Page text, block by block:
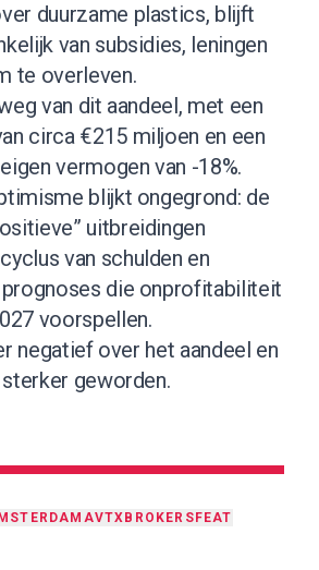
duurzame plastics, blijft
van subsidies, leningen
te overleven.
van dit aandeel, met een
circa €215 miljoen en een
vermogen van -18%.
blijkt ongegrond: de
uitbreidingen
van schulden en
die onprofitabiliteit
voorspellen.
negatief over het aandeel en
geworden.
AVTX BROKERS FEAT